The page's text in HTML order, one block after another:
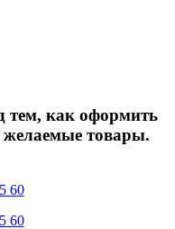
тем, как оформить
желаемые товары.
60
60